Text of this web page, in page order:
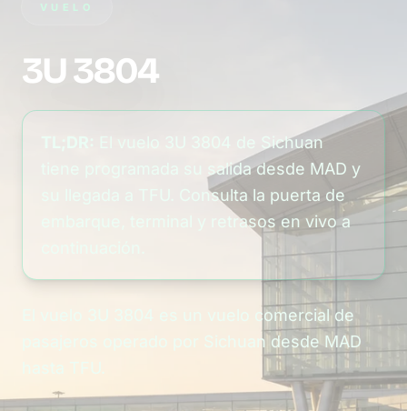
VUELO
3U 3804
El vuelo 3U 3804 de Sichuan
tiene programada su salida desde MAD y
su llegada a TFU. Consulta la puerta de
embarque, terminal y retrasos en vivo a
El vuelo 3U 3804 es un vuelo comercial de
pasajeros operado por Sichuan desde MAD